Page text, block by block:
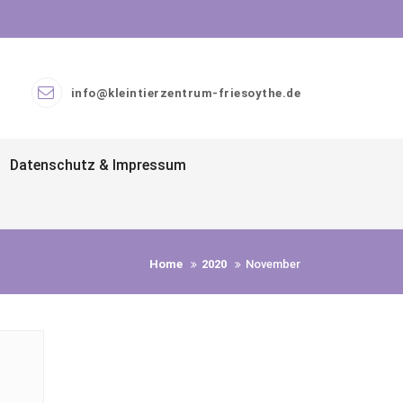
info@kleintierzentrum-friesoythe.de
Datenschutz & Impressum
Home 2020 November